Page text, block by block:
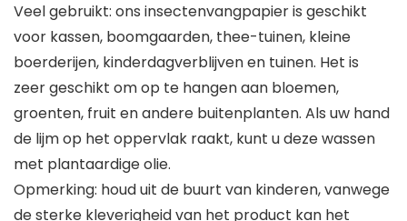
Veel gebruikt: ons insectenvangpapier is geschikt
voor kassen, boomgaarden, thee-tuinen, kleine
boerderijen, kinderdagverblijven en tuinen. Het is
zeer geschikt om op te hangen aan bloemen,
groenten, fruit en andere buitenplanten. Als uw hand
de lijm op het oppervlak raakt, kunt u deze wassen
met plantaardige olie.
Opmerking: houd uit de buurt van kinderen, vanwege
de sterke kleverigheid van het product kan het